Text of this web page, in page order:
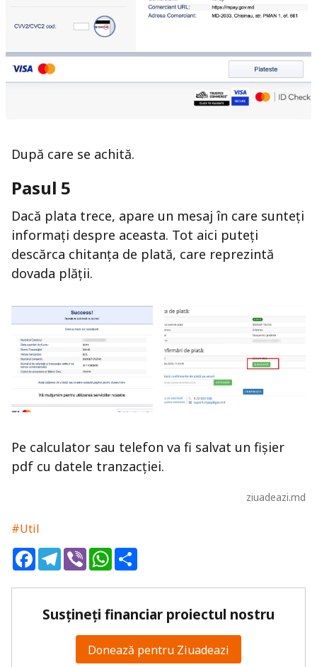
După care se achită.
Pasul 5
Dacă plata trece, apare un mesaj în care sunteți
informați despre aceasta. Tot aici puteți
descărca chitanța de plată, care reprezintă
dovada plății.
Pe calculator sau telefon va fi salvat un fișier
pdf cu datele tranzacției.
ziuadeazi.md
#Util
FacebookTelegram
ViberWhatsApp
Susțineți financiar proiectul nostru
Donează pentru Ziuadeazi